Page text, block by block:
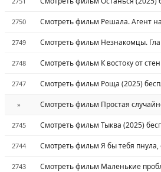
2750 Смотреть фильм Решала. Агент
2749 Смотреть фильм Незнакомцы.
2748 Смотреть фильм К востоку от
2747 Смотреть фильм Роща (2025)
» Смотреть фильм Простая
2745 Смотреть фильм Тыква (2025)
2744 Смотреть фильм Я бы тебя пнула,
2743 Смотреть фильм Маленькие